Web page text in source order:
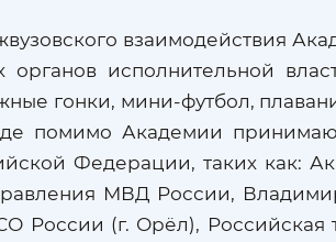
взаимодействия
органов исполнительной
гонки, мини-футбол,
помимо Академии
Федерации, таких как:
МВД России,
России (г. Орёл),